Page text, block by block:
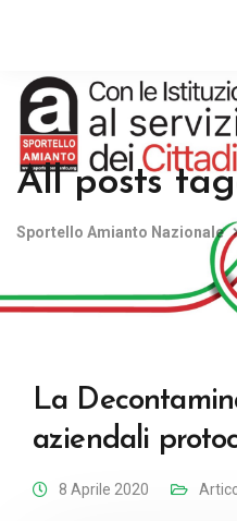
All posts
Sportello Amianto Nazionale
La
aziendali
8 Aprile 2020